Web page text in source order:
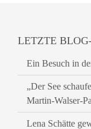
LETZTE
Ein Besuch in
„Der See
Martin-Walser-
Lena Schätte